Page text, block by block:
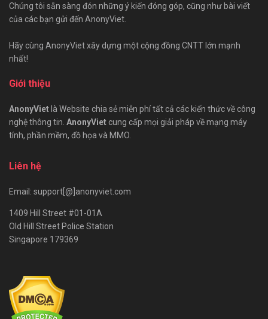
Chúng tôi sẵn sàng đón những ý kiến đóng góp, cũng như bài viết
của các bạn gửi đến AnonyViet.
Hãy cùng AnonyViet xây dựng một cộng đồng CNTT lớn mạnh
nhất!
Giới thiệu
AnonyViet là Website chia sẻ miễn phí tất cả các kiến thức về công
nghệ thông tin. AnonyViet cung cấp mọi giải pháp về mạng máy
tính, phần mềm, đồ họa và MMO.
Liên hệ
Email: support[@]anonyviet.com
1409 Hill Street #01-01A
Old Hill Street Police Station
Singapore 179369